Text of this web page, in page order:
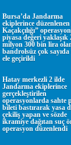
Bursa’da Jandarma
ekiplerince
Kaçakçılığı”
piyasa değeri yaklaşık
milyon 300 bin lira
bandrolsüz çok
ele geçirildi
Hatay merkezli 2 ilde
Jandarma ekiplerince
gerçekleştirilen
operasyonlarda sahte
bileti bastırarak yasa
çekiliş yapan ve sözde
ikramiye dağıtan suç
operasyon düzenlendi